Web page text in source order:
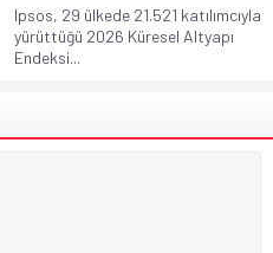
Ipsos, 29 ülkede 21.521 katılımcıyla
yürüttüğü 2026 Küresel Altyapı
Endeksi...